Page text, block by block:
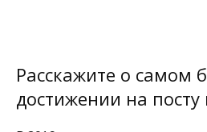
Расскажите о
достижении на посту